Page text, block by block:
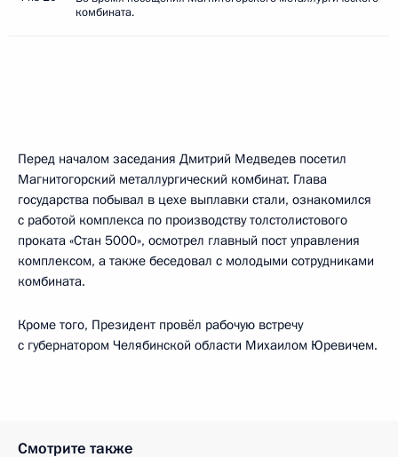
комбината.
Перед началом заседания Дмитрий Медведев посетил
Магнитогорский металлургический комбинат. Глава
государства побывал в цехе выплавки стали, ознакомился
с работой комплекса по производству толстолистового
проката «Стан 5000», осмотрел главный пост управления
комплексом, а также беседовал с молодыми сотрудниками
комбината.
Кроме того, Президент провёл рабочую встречу
с губернатором Челябинской области Михаилом Юревичем.
Смотрите также